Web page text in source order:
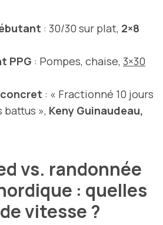
: 30/30 sur plat, 2×8
PPG : Pompes, chaise, 3×30
: « Fractionné 10 jours
battus », Keny Guinaudeau,
vs. randonnée
: quelles
vitesse ?